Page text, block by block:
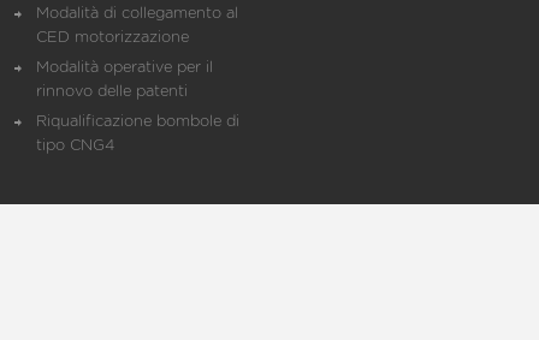
Modalità di collegamento al
CED motorizzazione
Modalità operative per il
rinnovo delle patenti
Riqualificazione bombole di
tipo CNG4